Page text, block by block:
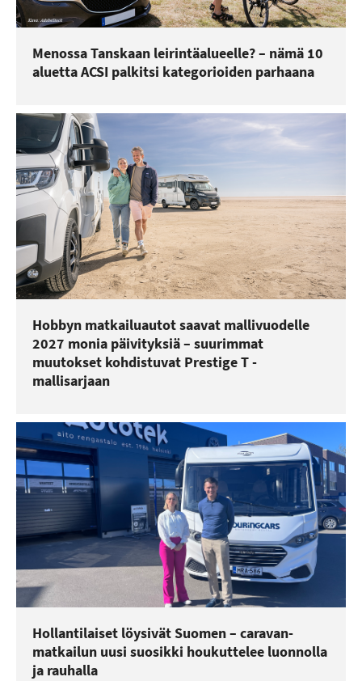
Menossa Tanskaan leirintäalueelle? – nämä 10
aluetta ACSI palkitsi kategorioiden parhaana
Hobbyn matkailuautot saavat mallivuodelle
2027 monia päivityksiä – suurimmat
muutokset kohdistuvat Prestige T -
mallisarjaan
Hollantilaiset löysivät Suomen – caravan-
matkailun uusi suosikki houkuttelee luonnolla
ja rauhalla